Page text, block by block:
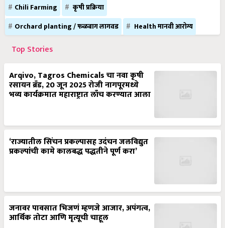
Chili Farming
कृषी प्रक्रिया
Orchard planting / फळबाग लागवड
Health मानवी आरोग्य
Top Stories
Arqivo, Tagros Chemicals चा नवा कृषी
रसायन ब्रँड, 20 जून 2025 रोजी नागपूरमध्ये
भव्य कार्यक्रमात महाराष्ट्रात लाँच करण्यात आला
‘राज्यातील सिंचन प्रकल्पासह उदंचन जलविद्युत
प्रकल्पांची कामे कालबद्ध पद्धतीने पूर्ण करा’
जनावर पावसात भिजणं म्हणजे आजार, अपंगत्व,
आर्थिक तोटा आणि मृत्यूची चाहूल